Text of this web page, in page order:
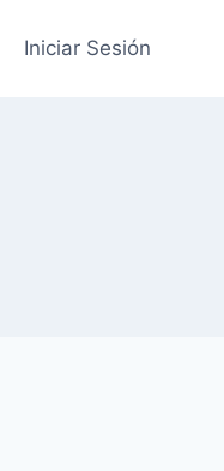
Iniciar Sesión